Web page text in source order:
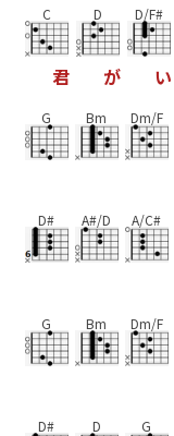
C
君
D
が
D/F#
い
G Bm Dm/F
D# A#/D A/C#
G Bm Dm/F
D# D G